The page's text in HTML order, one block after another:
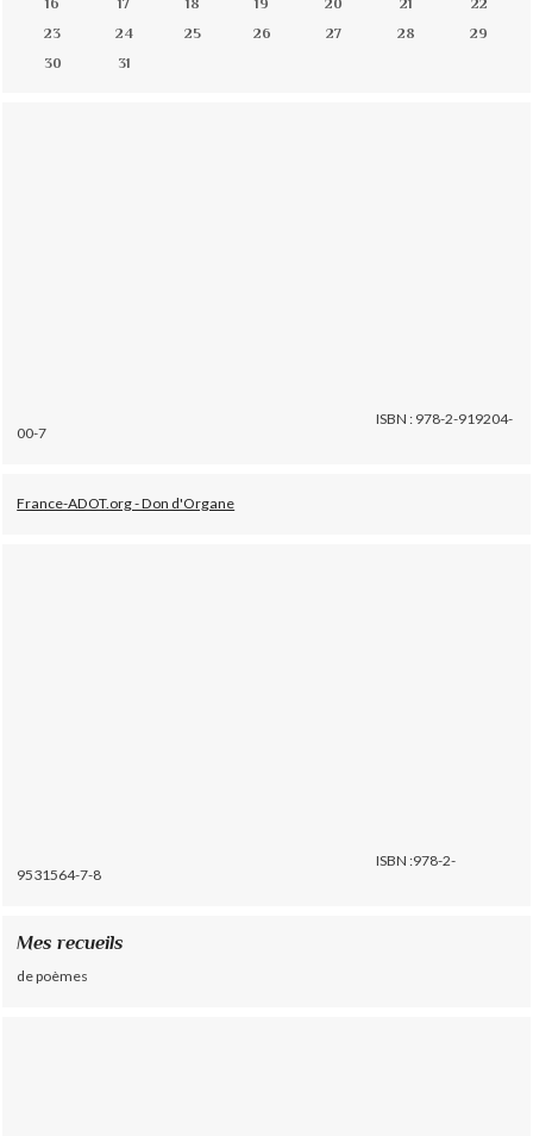
23
24 25 26 27 28
29
30
31
ISBN : 978-2-919204-
00-7
France-ADOT.org - Don d'Organe
ISBN :978-2-
9531564-7-8
Mes recueils
de poèmes